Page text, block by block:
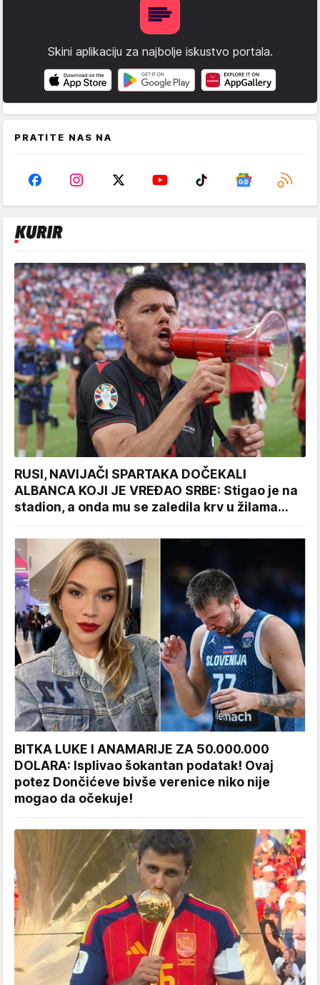
Skini aplikaciju za najbolje iskustvo portala.
PRATITE NAS NA
RUSI, NAVIJAČI SPARTAKA DOČEKALI
ALBANCA KOJI JE VREĐAO SRBE: Stigao je na
stadion, a onda mu se zaledila krv u žilama...
BITKA LUKE I ANAMARIJE ZA 50.000.000
DOLARA: Isplivao šokantan podatak! Ovaj
potez Dončićeve bivše verenice niko nije
mogao da očekuje!